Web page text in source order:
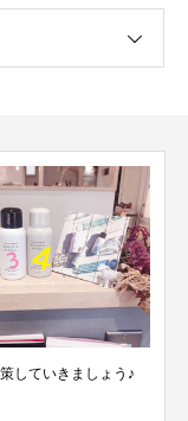
していきましょう♪